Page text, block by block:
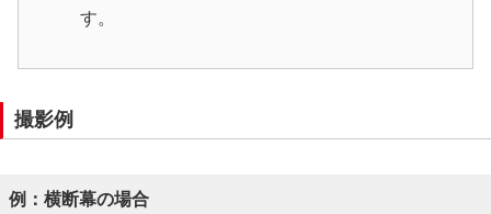
す。
撮影例
例：横断幕の場合